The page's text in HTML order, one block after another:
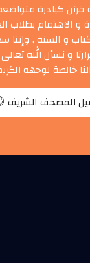
كبادرة
و الاهتمام بطلاب
و السنة , وإننا
و نسأل الله
خالصة لوجهه
المصحف الشريف